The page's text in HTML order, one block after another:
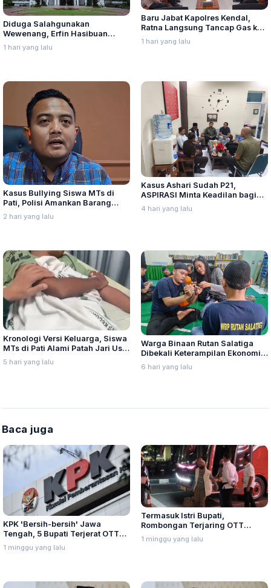
Diduga Salahgunakan
Wewenang, Erfin Hasibuan
Dinonaktifkan dari Jabatan
Lurah Aur Kota Medan
1 hari yang lalu
Baru Jabat Kapolres Kendal,
Ratna Langsung Tancap Gas ke
Kantor Kejaksaan Negeri
1 hari yang lalu
Kasus Bullying Siswa MTs di
Pati, Polisi Amankan Barang
Bukti dan Periksa Saksi
2 hari yang lalu
Kasus Ashari Sudah P21,
ASPIRASI Minta Keadilan bagi
Korban
4 hari yang lalu
Kronologi Versi Keluarga, Siswa
MTs di Pati Alami Patah Jari Usai
Diduga Jadi Korban Bullying
5 hari yang lalu
Warga Binaan Rutan Salatiga
Dibekali Keterampilan Ekonomi
Kreatif
6 hari yang lalu
Baca juga
KPK 'Bersih-bersih' Jawa
Tengah, 5 Bupati Terjerat OTT
Sepanjang 2026
1 minggu yang lalu
Termasuk Istri Bupati,
Rombongan Terjaring OTT
Pemalang Tiba di Gedung KPK
1 minggu yang lalu